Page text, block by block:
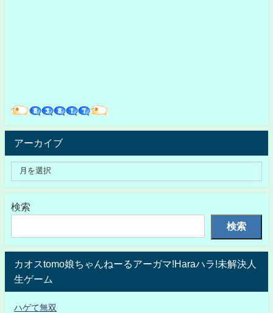
アーカイブ
検索
検索
カオスtomo娘ちゃんねーるアーガマ!Haraハラ!未解決人
生ゲーム
ハゲて無双